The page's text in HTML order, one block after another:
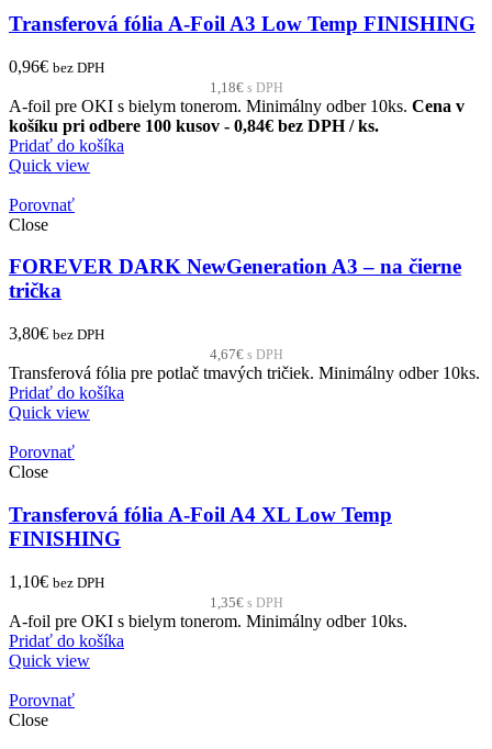
Transferová fólia A-Foil A3 Low Temp FINISHING
0,96€ bez DPH
1,18€ s DPH
A-foil pre OKI s bielym tonerom. Minimálny odber 10ks. Cena v
košíku pri odbere 100 kusov - 0,84€ bez DPH / ks.
Pridať do košíka
Quick view
Porovnať
Close
FOREVER DARK NewGeneration A3 – na čierne
trička
3,80€ bez DPH
4,67€ s DPH
Transferová fólia pre potlač tmavých tričiek. Minimálny odber 10ks.
Pridať do košíka
Quick view
Porovnať
Close
Transferová fólia A-Foil A4 XL Low Temp
FINISHING
1,10€ bez DPH
1,35€ s DPH
A-foil pre OKI s bielym tonerom. Minimálny odber 10ks.
Pridať do košíka
Quick view
Porovnať
Close